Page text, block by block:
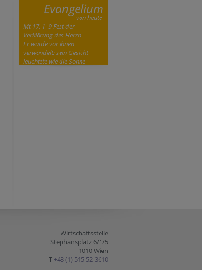
Evangelium
von heute
Mt 17, 1–9 Fest der
Verklärung des Herrn
Er wurde vor ihnen
verwandelt; sein Gesicht
leuchtete wie die Sonne
Wirtschaftsstelle
Stephansplatz 6/1/5
1010 Wien
T +43 (1) 515 52-3610